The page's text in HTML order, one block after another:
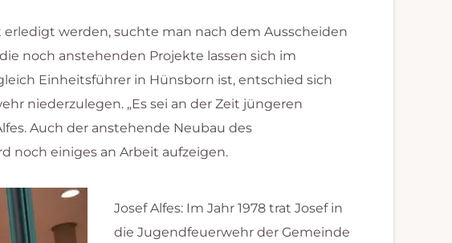
werden, suchte man nach dem Ausscheiden
noch anstehenden Projekte lassen sich im
Einheitsführer in Hünsborn ist, entschied sich
niederzulegen. „Es sei an der Zeit jüngeren
Auch der anstehende Neubau des
noch einiges an Arbeit aufzeigen.
Josef Alfes: Im Jahr 1978 trat Josef in
die Jugendfeuerwehr der Gemeinde